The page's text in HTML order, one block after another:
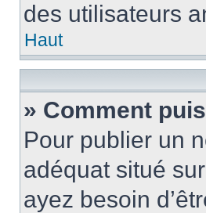
des utilisateurs
Haut
» Comment
Pour publier un
adéquat situé
ayez besoin